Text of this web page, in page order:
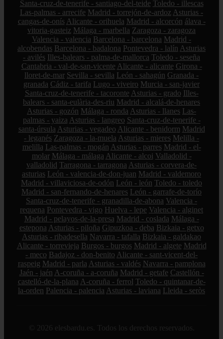
Santa-cruz-de-tenerife - santiago-del-teide Toledo - illescas
Las-palmas - arrecife Madrid - torrejón-de-ardoz Asturias -
cangas-de-onís Alicante - orihuela Madrid - alcorcón álava -
vitoria-gasteiz Málaga - marbella Zaragoza - zaragoza
Valencia - valencia Barcelona - barcelona Madrid -
alcobendas Barcelona - badalona Pontevedra - lalín Asturias
- avilés Illes-balears - palma-de-mallorca Toledo - seseña
Cantabria - val-de-san-vicente Alicante - alicante Girona -
lloret-de-mar Sevilla - sevilla León - sahagún Granada -
granada Cádiz - tarifa Lugo - viveiro Murcia - san-javier
Santa-cruz-de-tenerife - tacoronte Asturias - grado Illes-
balears - santa-eulària-des-riu Madrid - alcalá-de-henares
Asturias - gozón Málaga - ronda Asturias - llanes Las-
palmas - yaiza Asturias - langreo Santa-cruz-de-tenerife -
santa-úrsula Asturias - vegadeo Alicante - benidorm Madrid
- leganés Zaragoza - la-muela Asturias - mieres Melilla -
melilla Las-palmas - mogán Asturias - parres Madrid - el-
molar Málaga - málaga Alicante - alcoi Valladolid -
valladolid Tarragona - tarragona Asturias - corvera-de-
asturias León - valencia-de-don-juan Madrid - valdemoro
Madrid - villaviciosa-de-odón León - león Toledo - toledo
Madrid - san-fernando-de-henares León - garrafe-de-torío
Santa-cruz-de-tenerife - granadilla-de-abona Valencia -
requena Pontevedra - vigo Huelva - lepe Valencia - alginet
Madrid - pelayos-de-la-presa Madrid - coslada Málaga -
estepona Asturias - piloña Gipuzkoa - deba Bizkaia - getxo
Asturias - ribadesella Navarra - tafalla Bizkaia - galdakao
Alicante - torrevieja Burgos - burgos Madrid - algete Madrid
- meco Badajoz - don-benito Alicante - sant-vicent-del-
raspeig Madrid - parla Asturias - valdés Navarra - pamplona
Jaén - jaén A-coruña - a-coruña Madrid - getafe Castellón -
castelló-de-la-plana A-coruña - ferrol Toledo - quintanar-de-
la-orden Palencia - palencia Asturias - laviana Lleida - seròs
© 2026 elesbardu.es. Todos los derechos reservados.